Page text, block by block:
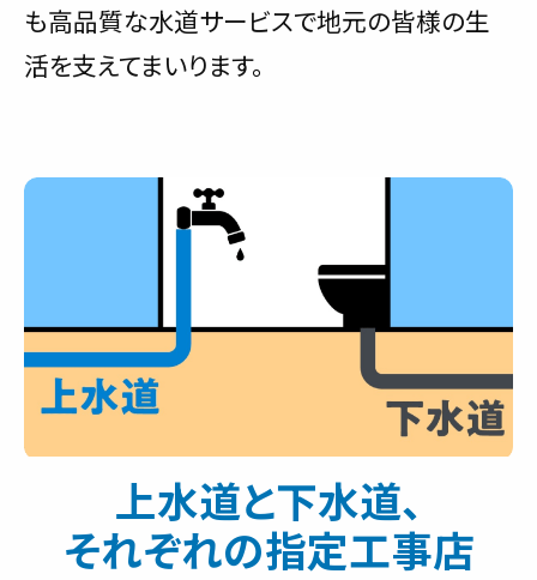
も高品質な水道サービスで地元の皆様の生
活を支えてまいります。
上水道と下水道、
それぞれの指定工事店